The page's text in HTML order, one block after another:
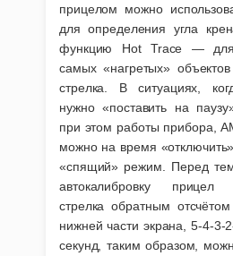
прицелом можно
для определения угла
функцию Hot Trace — для
самых «нагретых»
стрелка. В ситуациях,
нужно «поставить на
при этом работы прибора,
можно на время
«спящий» режим. Перед
автокалибровку прицел
стрелка обратным
нижней части экрана, 5-4-3-
секунд, таким образом,